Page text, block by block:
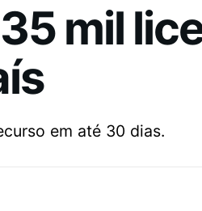
mil
em até 30 dias.